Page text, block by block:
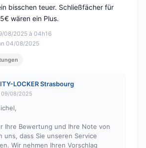
08/2025 à 04h16
04/08/2025
bisschen teuer. Schließfächer für
wären ein Plus.
LOCKER Strasbourg
09/08/2025
Ihre Bewertung und Ihre Note von
uns, dass Sie unseren Service
Wir nehmen Ihren Vorschlag